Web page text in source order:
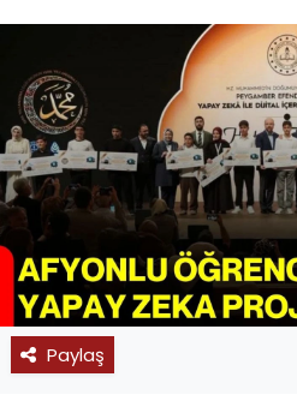
Paylaş
SPOR
11:11 MANŞET